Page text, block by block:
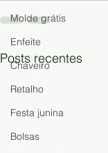
Molde grátis
Enfeite
Chaveiro
Retalho
Festa junina
Bolsas
Posts recentes